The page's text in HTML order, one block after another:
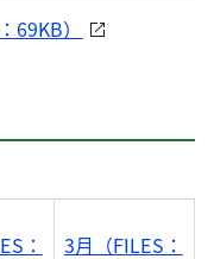
）
：
3月（FILES：